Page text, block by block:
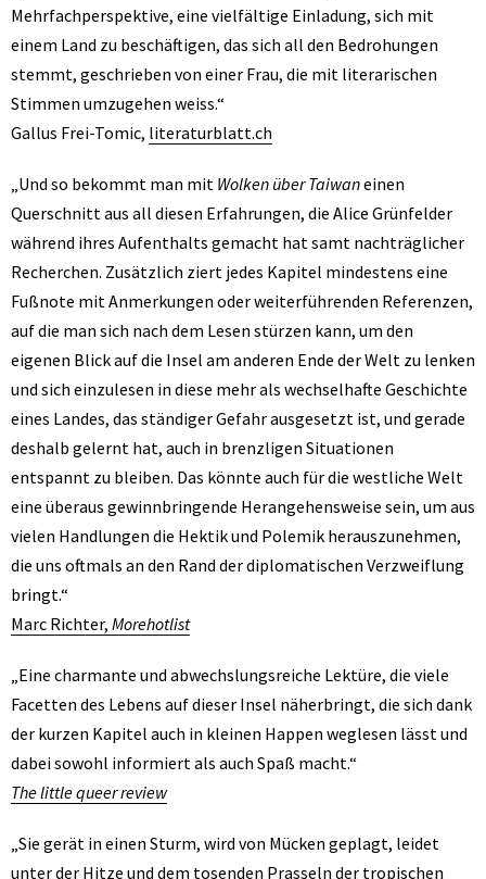
Mehrfachperspektive, eine vielfältige Einladung, sich mit
einem Land zu beschäftigen, das sich all den Bedrohungen
stemmt, geschrieben von einer Frau, die mit literarischen
Stimmen umzugehen weiss.“
Gallus Frei-Tomic, literaturblatt.ch
„Und so bekommt man mit Wolken über Taiwaneinen
Querschnitt aus all diesen Erfahrungen, die Alice Grünfelder
während ihres Aufenthalts gemacht hat samt nachträglicher
Recherchen. Zusätzlich ziert jedes Kapitel mindestens eine
Fußnote mit Anmerkungen oder weiterführenden Referenzen,
auf die man sich nach dem Lesen stürzen kann, um den
eigenen Blick auf die Insel am anderen Ende der Welt zu lenken
und sich einzulesen in diese mehr als wechselhafte Geschichte
eines Landes, das ständiger Gefahr ausgesetzt ist, und gerade
deshalb gelernt hat, auch in brenzligen Situationen
entspannt zu bleiben. Das könnte auch für die westliche Welt
eine überaus gewinnbringende Herangehensweise sein, um aus
vielen Handlungen die Hektik und Polemik herauszunehmen,
die uns oftmals an den Rand der diplomatischen Verzweiflung
bringt.“
Marc Richter, Morehotlist
„Eine charmante und abwechslungsreiche Lektüre, die viele
Facetten des Lebens auf dieser Insel näherbringt, die sich dank
der kurzen Kapitel auch in kleinen Happen weglesen lässt und
dabei sowohl informiert als auch Spaß macht.“
The little queer review
„Sie gerät in einen Sturm, wird von Mücken geplagt, leidet
unter der Hitze und dem tosenden Prasseln der tropischen